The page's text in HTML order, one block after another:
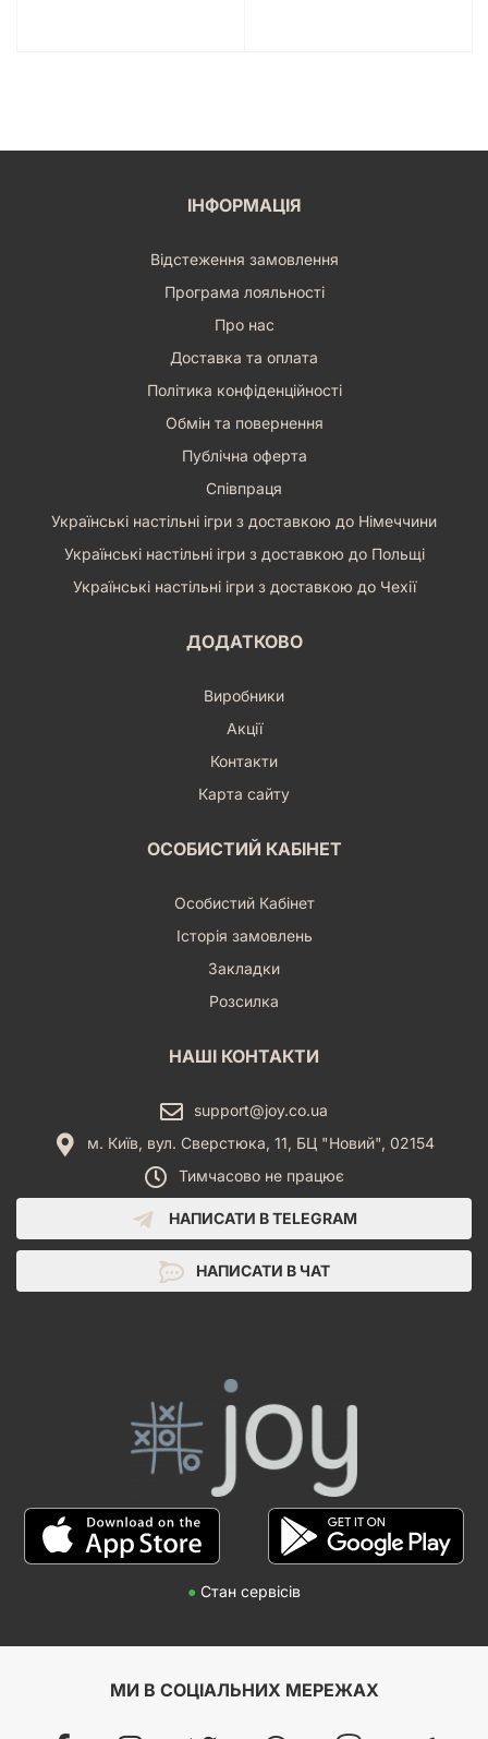
ІНФОРМАЦІЯ
Відстеження замовлення
Програма лояльності
Про нас
Доставка та оплата
Політика конфіденційності
Обмін та повернення
Публічна оферта
Співпраця
Українські настільні ігри з доставкою до Німеччини
Українські настільні ігри з доставкою до Польщі
Українські настільні ігри з доставкою до Чехії
ДОДАТКОВО
Виробники
Акції
Контакти
Карта сайту
ОСОБИСТИЙ КАБІНЕТ
Особистий Кабінет
Історія замовлень
Закладки
Розсилка
НАШІ КОНТАКТИ
support@joy.co.ua
м. Київ, вул. Сверстюка, 11, БЦ "Новий", 02154
Тимчасово не працює
НАПИСАТИ В TELEGRAM
НАПИСАТИ В ЧАТ
● Стан сервісів
МИ В СОЦІАЛЬНИХ МЕРЕЖАХ